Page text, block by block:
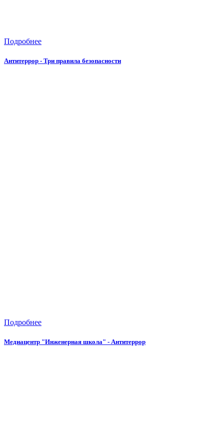
Подробнее
Антитеррор - Три правила безопасности
Подробнее
Медиацентр "Инженерная школа" - Антитеррор